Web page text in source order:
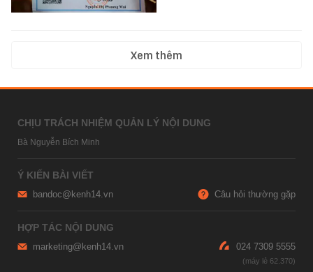
Xem thêm
CHỊU TRÁCH NHIỆM QUẢN LÝ NỘI DUNG
Bà Nguyễn Bích Minh
Ý KIẾN BÀI VIẾT
bandoc@kenh14.vn Câu hỏi thường gặp
HỢP TÁC NỘI DUNG
marketing@kenh14.vn 024 7309 5555